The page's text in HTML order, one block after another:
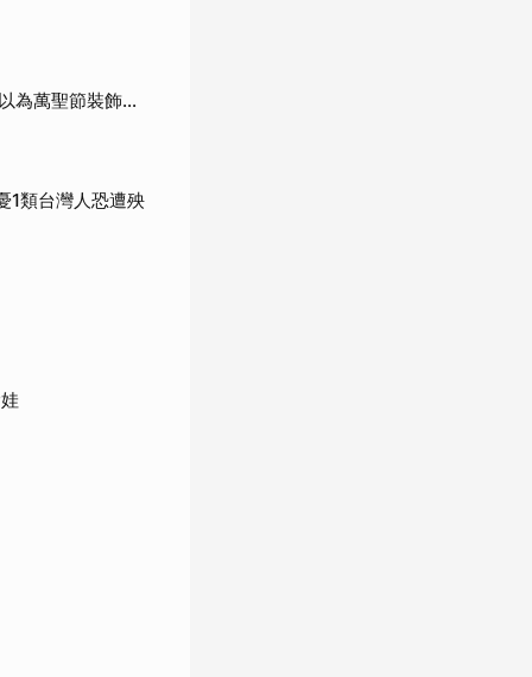
為萬聖節裝飾...
1類台灣人恐遭殃